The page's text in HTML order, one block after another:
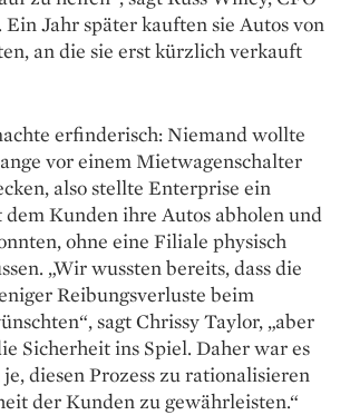
Jahr später kauften sie Autos von
an die sie erst kürzlich verkauft
erfinderisch: Niemand wollte
vor einem Mietwagen­schalter
also stellte Enterprise ein
dem Kunden ihre Autos abholen und
ohne eine Filiale physisch
„Wir wussten bereits, dass die
Reibungsverluste beim
sagt Chrissy Taylor, „aber
Sicherheit ins Spiel. Daher war es
diesen Prozess zu rationalisieren
der Kunden zu gewährleisten.“